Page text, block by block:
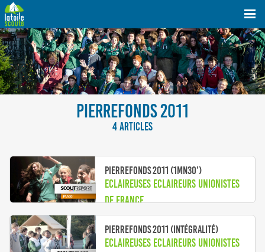
PIERREFONDS 2011
4 ARTICLES
Pierrefonds 2011 (1mn30’)
Eclaireuses Eclaireurs Unionistes
de France
Pierrefonds 2011 (intégralité)
Eclaireuses Eclaireurs Unionistes